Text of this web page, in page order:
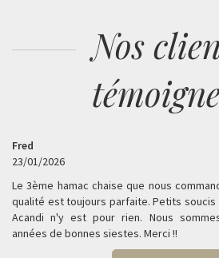
Nos
Fred
23/01/2026
Le 3ème hamac chaise que nous
qualité est toujours parfaite. Petits soucis
Acandi n'y est pour rien. Nous
années de bonnes siestes. Merci !!